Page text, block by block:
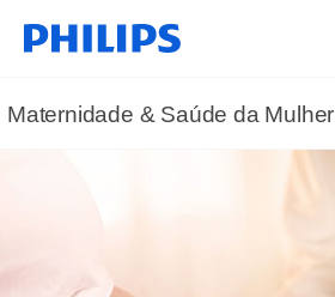
Maternidade & Saúde da Mulher